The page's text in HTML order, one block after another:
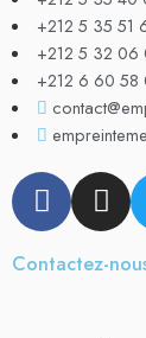
+212 5 35 51
+212 5 32 06
+212 6 60 58
Contactez-